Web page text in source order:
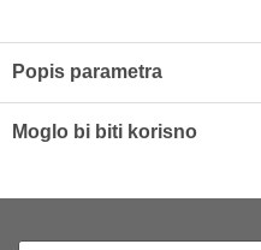
Popis parametra
Also used for TGV trains,
Moglo bi biti korisno
ml (ideal